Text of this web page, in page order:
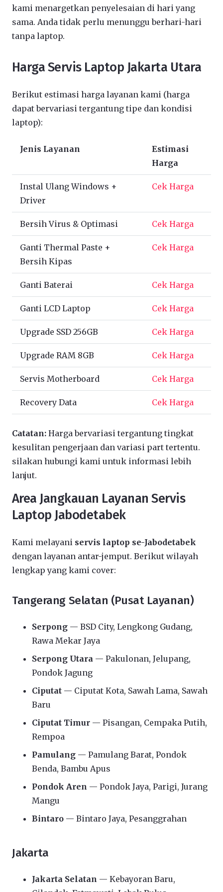
kami menargetkan penyelesaian di hari yang
sama. Anda tidak perlu menunggu berhari-hari
tanpa laptop.
Harga Servis Laptop Jakarta Utara
Berikut estimasi harga layanan kami (harga
dapat bervariasi tergantung tipe dan kondisi
laptop):
Jenis Layanan
Estimasi
Harga
Instal Ulang Windows +
Driver
Cek Harga
Bersih Virus & Optimasi Cek Harga
Ganti Thermal Paste +
Bersih Kipas
Cek Harga
Ganti Baterai Cek Harga
Ganti LCD Laptop Cek Harga
Upgrade SSD 256GB Cek Harga
Upgrade RAM 8GB Cek Harga
Servis Motherboard Cek Harga
Recovery Data Cek Harga
Catatan: Harga bervariasi tergantung tingkat
kesulitan pengerjaan dan variasi part tertentu.
silakan hubungi kami untuk informasi lebih
lanjut.
Area Jangkauan Layanan Servis
Laptop Jabodetabek
Kami melayani servis laptop se-Jabodetabek
dengan layanan antar-jemput. Berikut wilayah
lengkap yang kami cover:
Tangerang Selatan (Pusat Layanan)
Serpong — BSD City, Lengkong Gudang,
Rawa Mekar Jaya
Serpong Utara — Pakulonan, Jelupang,
Pondok Jagung
Ciputat — Ciputat Kota, Sawah Lama, Sawah
Baru
Ciputat Timur — Pisangan, Cempaka Putih,
Rempoa
Pamulang — Pamulang Barat, Pondok
Benda, Bambu Apus
Pondok Aren — Pondok Jaya, Parigi, Jurang
Mangu
Bintaro — Bintaro Jaya, Pesanggrahan
Jakarta
Jakarta Selatan — Kebayoran Baru,